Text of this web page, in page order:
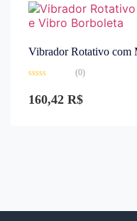
Vibrador Rotativo com
0
de
(0)
160,42 R$